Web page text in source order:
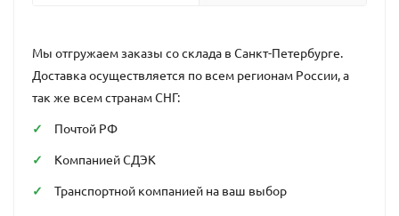
Мы отгружаем заказы со склада в Санкт-Петербурге.
Доставка осуществляется по всем регионам России, а
так же всем странам СНГ:
Почтой РФ
Компанией СДЭК
Транспортной компанией на ваш выбор